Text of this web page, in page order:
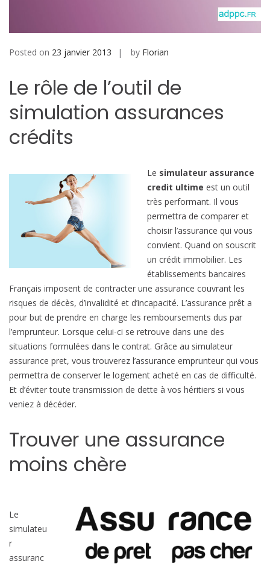
b
i
Posted on 23 janvier 2013 by Florian
Le rôle de l’outil de
simulation assurances
crédits
Le simulateur assurance
credit ultime est un outil
très performant. Il vous
permettra de comparer et
choisir l’assurance qui vous
convient. Quand on souscrit
un crédit immobilier. Les
établissements bancaires
Français imposent de contracter une assurance couvrant les
risques de décès, d’invalidité et d’incapacité. L’assurance prêt a
pour but de prendre en charge les remboursements dus par
l’emprunteur. Lorsque celui-ci se retrouve dans une des
situations formulées dans le contrat. Grâce au simulateur
assurance pret, vous trouverez l’assurance emprunteur qui vous
permettra de conserver le logement acheté en cas de difficulté.
Et d’éviter toute transmission de dette à vos héritiers si vous
veniez à décéder.
Trouver une assurance
moins chère
Le
simulateu
r
assuranc